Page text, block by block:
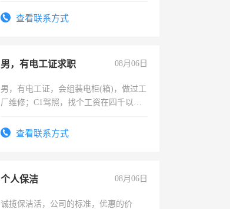
查看联系方式
男，有电工证求职 08月06日
男，有电工证，会组装电柜(箱)，做过工
厂维修；C1驾照，找个工资在四千以
电话查看联系方式
个人保洁 08月06日
诚揽保洁活，公司的标准，优惠的价